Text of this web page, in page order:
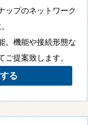
ップのネットワーク
。機能や接続形態な
ご提案致します。
る